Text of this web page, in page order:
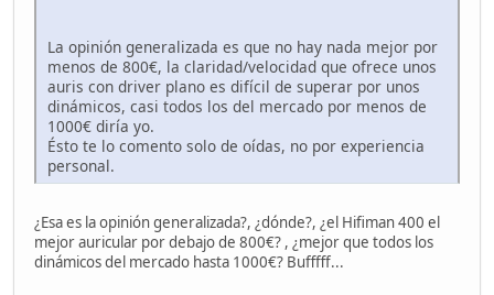
La opinión generalizada es que no hay nada mejor por
menos de 800€, la claridad/velocidad que ofrece unos
auris con driver plano es difícil de superar por unos
dinámicos, casi todos los del mercado por menos de
1000€ diría yo.
Ésto te lo comento solo de oídas, no por experiencia
personal.
¿Esa es la opinión generalizada?, ¿dónde?, ¿el Hifiman 400 el
mejor auricular por debajo de 800€? , ¿mejor que todos los
dinámicos del mercado hasta 1000€? Bufffff...